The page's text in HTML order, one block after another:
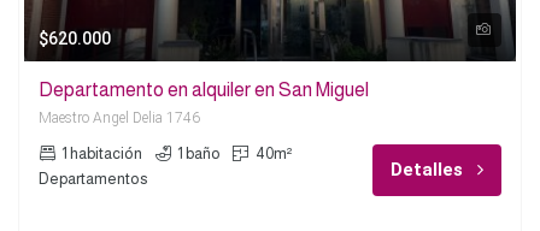
$620.000
Departamento en alquiler en San Miguel
Maestro Angel Delia 1746
1 habitación 1 baño
40m²
Departamentos
Detalles